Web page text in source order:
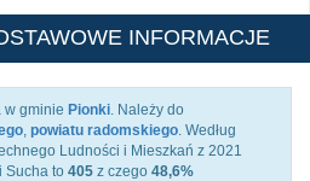
INFORMACJE
w gminie Pionki. Należy do
, powiatu radomskiego. Według
Ludności i Mieszkań z 2021
Sucha to 405 z czego 48,6%